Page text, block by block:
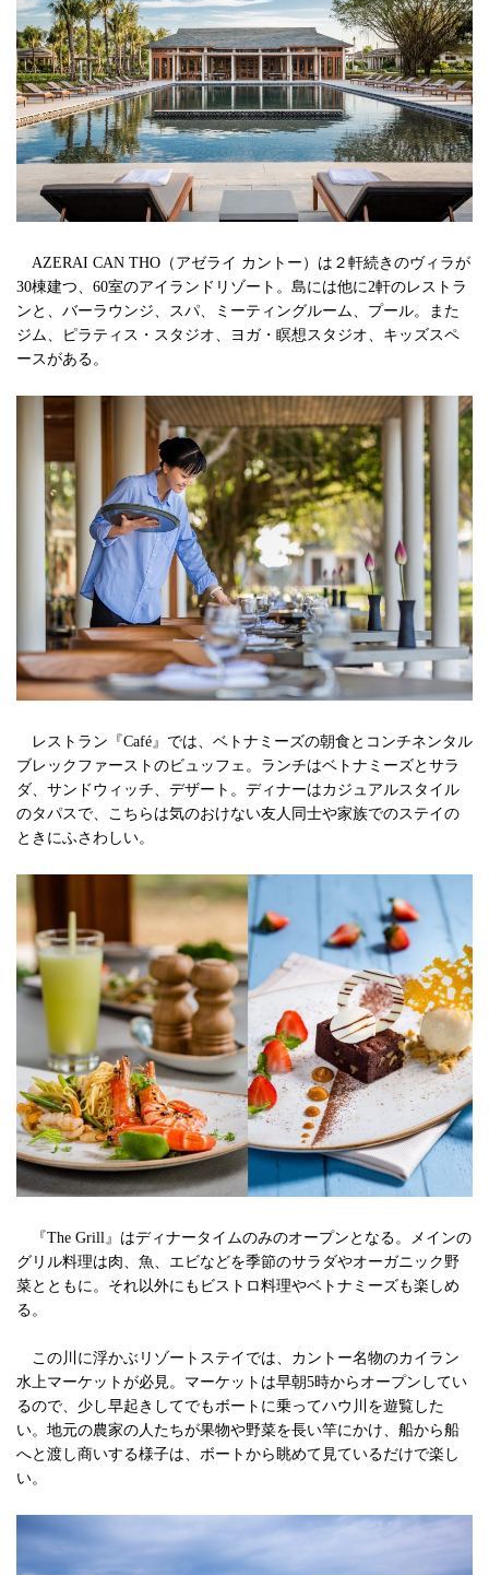
AZERAI CAN THO（アゼライ カントー）は２軒続きのヴィラが
30棟建つ、60室のアイランドリゾート。島には他に2軒のレストラ
ンと、バーラウンジ、スパ、ミーティングルーム、プール。また
ジム、ピラティス・スタジオ、ヨガ・瞑想スタジオ、キッズスペ
ースがある。
レストラン『Café』では、ベトナミーズの朝食とコンチネンタル
ブレックファーストのビュッフェ。ランチはベトナミーズとサラ
ダ、サンドウィッチ、デザート。ディナーはカジュアルスタイル
のタパスで、こちらは気のおけない友人同士や家族でのステイの
ときにふさわしい。
『The Grill』はディナータイムのみのオープンとなる。メインの
グリル料理は肉、魚、エビなどを季節のサラダやオーガニック野
菜とともに。それ以外にもビストロ料理やベトナミーズも楽しめ
る。
この川に浮かぶリゾートステイでは、カントー名物のカイラン
水上マーケットが必見。マーケットは早朝5時からオープンしてい
るので、少し早起きしてでもボートに乗ってハウ川を遊覧した
い。地元の農家の人たちが果物や野菜を長い竿にかけ、船から船
へと渡し商いする様子は、ボートから眺めて見ているだけで楽し
い。